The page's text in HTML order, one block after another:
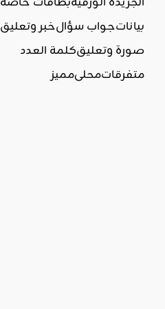
بياناتجواب سؤالخبر وتعليق
صورة وتعليقكلمة العدد
متفرقاتمحليمميز